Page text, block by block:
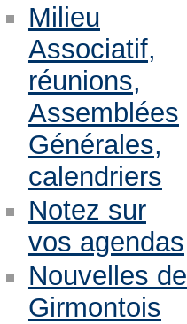
Milieu
Associatif,
réunions,
Assemblées
Générales,
calendriers
Notez sur
vos agendas
Nouvelles de
Girmontois